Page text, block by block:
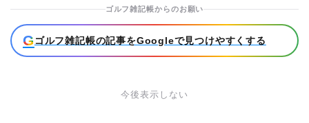
ゴルフ雑記帳からのお願い
G ゴルフ雑記帳の記事をGoogleで見つけやすくする
今後表示しない